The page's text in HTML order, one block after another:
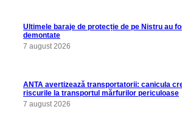
Ultimele baraje de protecție de pe Nistru au
demontate
7 august 2026
ANTA avertizează transportatorii: canicula
riscurile la transportul mărfurilor periculoase
7 august 2026